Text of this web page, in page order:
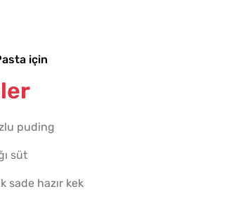
için
puding
süt
sade hazır kek